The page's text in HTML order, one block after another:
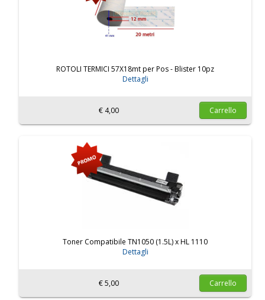
ROTOLI TERMICI 57X18mt per Pos - Blister 10pz
Dettagli
€ 4,00 Carrello
Toner Compatibile TN1050 (1.5L) x HL 1110
Dettagli
€ 5,00 Carrello